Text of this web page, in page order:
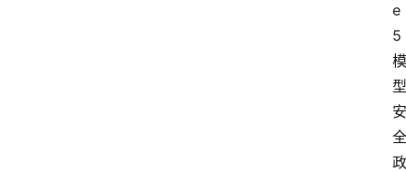
e
5
模
型
安
全
政